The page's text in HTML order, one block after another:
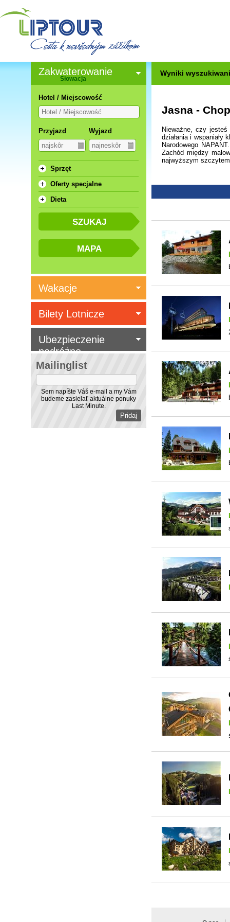
Wyniki
Jasna -
Nieważne, czy
działania i
Narodowego
Zachód między
najwyższym
Zakwaterowanie
Słowacja
Hotel / Miejscowość
Przyjazd Wyjazd
Sprzęt
Oferty specjalne
Dieta
Wakacje
Mailinglist
Sem napíšte Váš e-mail a my Vám
budeme zasielať aktuálne ponuky
Last Minute.
Bilety Lotnicze
Ubezpieczenie
podróżne